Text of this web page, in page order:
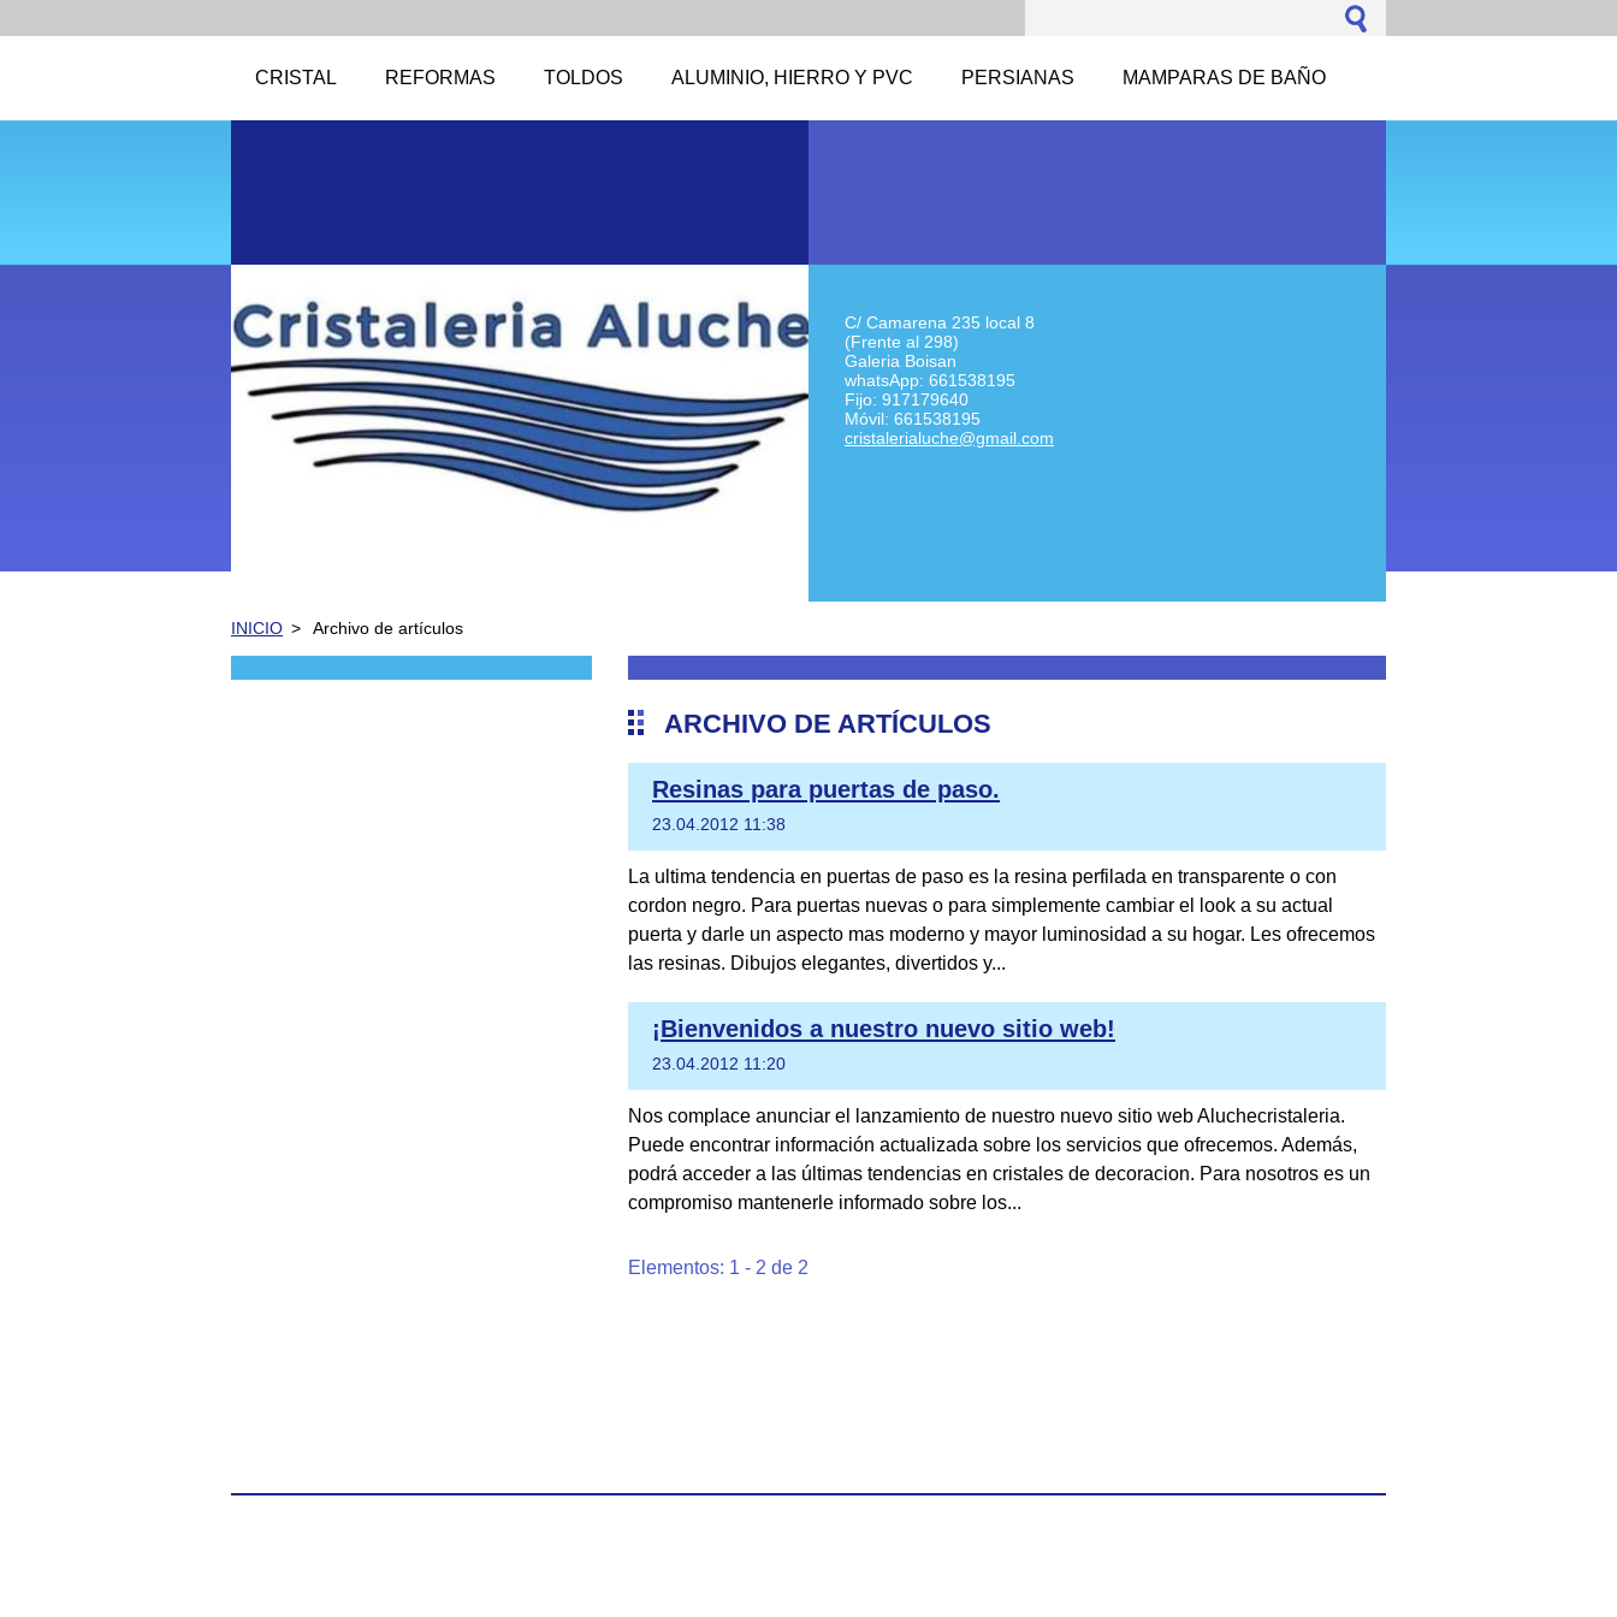
CRISTAL REFORMAS TOLDOS ALUMINIO, HIERRO Y PVC PERSIANAS MAMPARAS DE BAÑO
C/ Camarena 235 local 8
(Frente al 298)
Galeria Boisan
whatsApp: 661538195
Fijo: 917179640
Móvil: 661538195
cristalerialuche@gmail.com
INICIO > Archivo de artículos
ARCHIVO DE ARTÍCULOS
Resinas para puertas de paso.
23.04.2012 11:38
La ultima tendencia en puertas de paso es la resina perfilada en transparente o con
cordon negro. Para puertas nuevas o para simplemente cambiar el look a su actual
puerta y darle un aspecto mas moderno y mayor luminosidad a su hogar. Les ofrecemos
las resinas. Dibujos elegantes, divertidos y...
¡Bienvenidos a nuestro nuevo sitio web!
23.04.2012 11:20
Nos complace anunciar el lanzamiento de nuestro nuevo sitio web Aluchecristaleria.
Puede encontrar información actualizada sobre los servicios que ofrecemos. Además,
podrá acceder a las últimas tendencias en cristales de decoracion. Para nosotros es un
compromiso mantenerle informado sobre los...
Elementos: 1 - 2 de 2